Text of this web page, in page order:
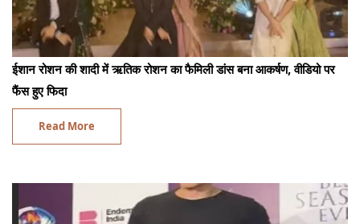
ईशान रोशन की शादी में ऋतिक रोशन का फैमिली डांस बना आकर्षण, वीडियो पर
फैंस हुए फिदा
Read More